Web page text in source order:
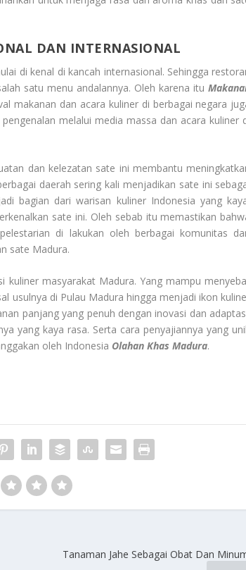
DAN INTERNASIONAL
di kenal di kancah internasional. Sehingga
satu menu andalannya. Oleh karena itu
makanan dan acara kuliner di berbagai negara
melalui media massa dan acara kuliner
dan kelezatan sate ini membantu
daerah sering kali menjadikan sate ini
bagian dari warisan kuliner Indonesia yang
sate ini. Oleh sebab itu memastikan
di lakukan oleh berbagai komunitas
sate Madura.
kuliner masyarakat Madura. Yang mampu
usulnya di Pulau Madura hingga menjadi ikon
panjang yang penuh dengan inovasi dan
yang kaya rasa. Serta cara penyajiannya yang
oleh Indonesia Olahan Khas Madura.
Tanaman Jahe Sebagai Obat Dan